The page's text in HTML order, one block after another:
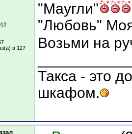
в 127
"Маугли"
"Любовь"
Возьми на
Такса - это
шкафом.